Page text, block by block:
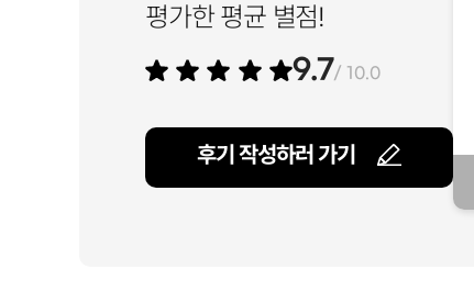
평가한 평균 별점!
9.7/ 10.0
후기 작성하러 가기